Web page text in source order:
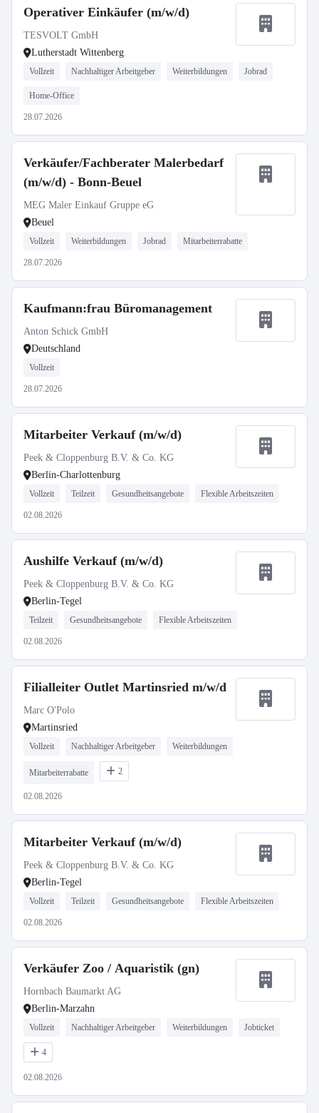
Operativer Einkäufer (m/w/d)
TESVOLT GmbH
Lutherstadt Wittenberg
Vollzeit Nachhaltiger Arbeitgeber Weiterbildungen Jobrad
Home-Office
28.07.2026
Verkäufer/Fachberater Malerbedarf
(m/w/d) - Bonn-Beuel
MEG Maler Einkauf Gruppe eG
Beuel
Vollzeit Weiterbildungen Jobrad Mitarbeiterrabatte
28.07.2026
Kaufmann:frau Büromanagement
Anton Schick GmbH
Deutschland
Vollzeit
28.07.2026
Mitarbeiter Verkauf (m/w/d)
Peek & Cloppenburg B.V. & Co. KG
Berlin-Charlottenburg
Vollzeit Teilzeit Gesundheitsangebote Flexible Arbeitszeiten
02.08.2026
Aushilfe Verkauf (m/w/d)
Peek & Cloppenburg B.V. & Co. KG
Berlin-Tegel
Teilzeit Gesundheitsangebote Flexible Arbeitszeiten
02.08.2026
Filialleiter Outlet Martinsried m/w/d
Marc O'Polo
Martinsried
Vollzeit Nachhaltiger Arbeitgeber Weiterbildungen
Mitarbeiterrabatte 2
02.08.2026
Mitarbeiter Verkauf (m/w/d)
Peek & Cloppenburg B.V. & Co. KG
Berlin-Tegel
Vollzeit Teilzeit Gesundheitsangebote Flexible Arbeitszeiten
02.08.2026
Verkäufer Zoo / Aquaristik (gn)
Hornbach Baumarkt AG
Berlin-Marzahn
Vollzeit Nachhaltiger Arbeitgeber Weiterbildungen Jobticket
4
02.08.2026